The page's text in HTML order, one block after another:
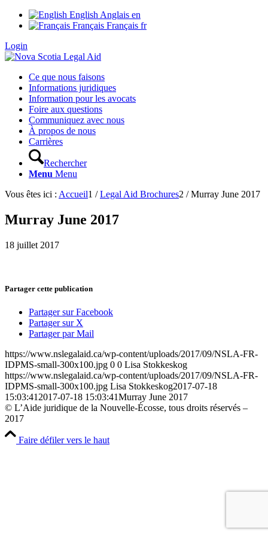
English Anglais en
Français Français fr
Login
Ce que nous faisons
Informations juridiques
Information pour les avocats
Foire aux questions
Communiquez avec nous
À propos de nous
Carrières
Rechercher
Menu Menu
Vous êtes ici : Accueil1 / Legal Aid Brochures2 / Murray June 2017
Murray June 2017
18 juillet 2017
Partager cette publication
Partager sur Facebook
Partager sur X
Partager par Mail
https://www.nslegalaid.ca/wp-content/uploads/2017/09/NSLA-FR-
IDPMS-small-300x100.jpg 0 0 Lisa Stokkeskog
https://www.nslegalaid.ca/wp-content/uploads/2017/09/NSLA-FR-
IDPMS-small-300x100.jpg Lisa Stokkeskog2017-07-18
15:03:41 2017-07-18 15:03:41Murray June 2017
© L’Aide juridique de la Nouvelle-Écosse, tous droits réservés –
2017
Faire défiler vers le haut